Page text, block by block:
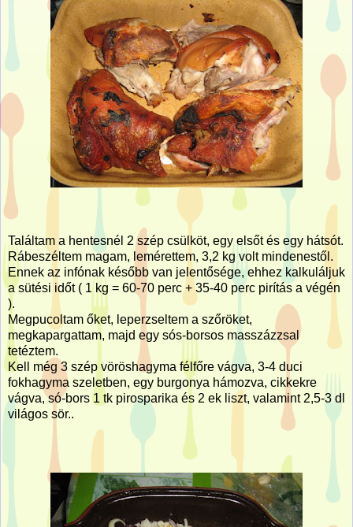
Találtam a hentesnél 2 szép csülköt, egy elsőt és egy hátsót.
Rábeszéltem magam, lemérettem, 3,2 kg volt mindenestől.
Ennek az infónak később van jelentősége, ehhez kalkuláljuk
a sütési időt ( 1 kg = 60-70 perc + 35-40 perc pirítás a végén
).
Megpucoltam őket, leperzseltem a szőröket,
megkapargattam, majd egy sós-borsos masszázzsal
tetéztem.
Kell még 3 szép vöröshagyma félfőre vágva, 3-4 duci
fokhagyma szeletben, egy burgonya hámozva, cikkekre
vágva, só-bors 1 tk pirosparika és 2 ek liszt, valamint 2,5-3 dl
világos sör..